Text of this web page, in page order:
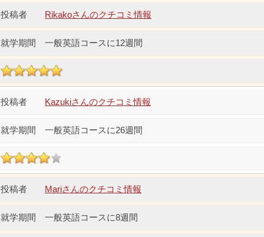
Rikakoさんのクチコミ情報
一般英語コースに12週間
Kazukiさんのクチコミ情報
一般英語コースに26週間
Mariさんのクチコミ情報
一般英語コースに8週間